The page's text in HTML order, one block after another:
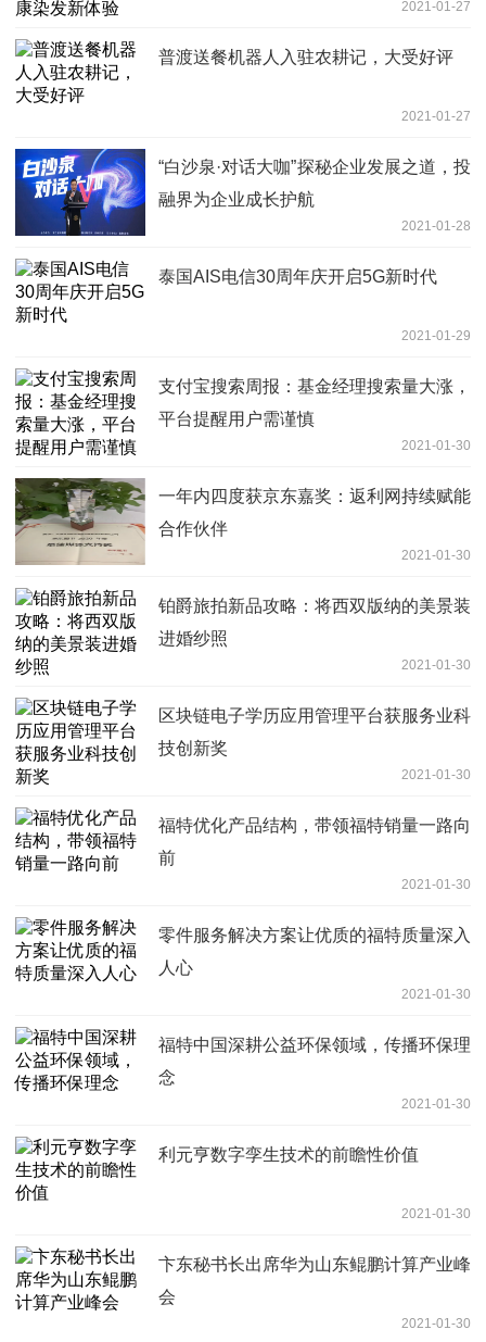
2021-01-27
普渡送餐机器人入驻农耕记，大受好评
2021-01-27
“白沙泉·对话大咖”探秘企业发展之道，投
融界为企业成长护航
2021-01-28
泰国AIS电信30周年庆开启5G新时代
2021-01-29
支付宝搜索周报：基金经理搜索量大涨，
平台提醒用户需谨慎
2021-01-30
一年内四度获京东嘉奖：返利网持续赋能
合作伙伴
2021-01-30
铂爵旅拍新品攻略：将西双版纳的美景装
进婚纱照
2021-01-30
区块链电子学历应用管理平台获服务业科
技创新奖
2021-01-30
福特优化产品结构，带领福特销量一路向
前
2021-01-30
零件服务解决方案让优质的福特质量深入
人心
2021-01-30
福特中国深耕公益环保领域，传播环保理
念
2021-01-30
利元亨数字孪生技术的前瞻性价值
2021-01-30
卞东秘书长出席华为山东鲲鹏计算产业峰
会
2021-01-30